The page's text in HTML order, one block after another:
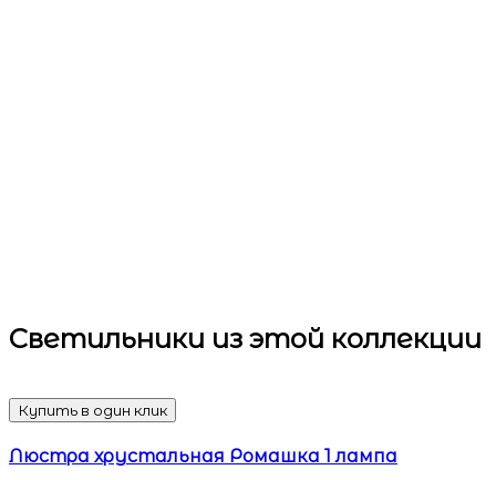
Светильники из этой коллекции
Купить в один клик
Люстра хрустальная Ромашка 1 лампа